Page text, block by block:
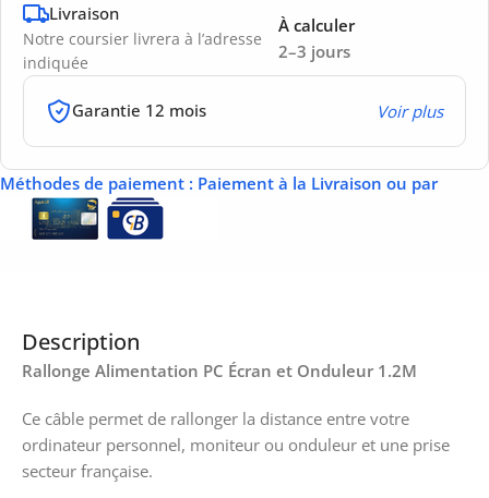
Livraison
Notre coursier livrera à l’adresse
indiquée
2–3 jours
À calculer
Garantie 12 mois Voir plus
Méthodes de paiement : Paiement à la Livraison ou par
Description
Rallonge Alimentation PC Écran et Onduleur 1.2M
Ce câble permet de rallonger la distance entre votre
ordinateur personnel, moniteur ou onduleur et une prise
secteur française.